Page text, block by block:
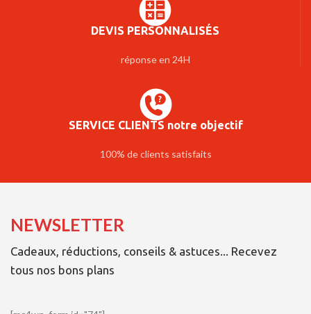
DEVIS PERSONNALISÉS
réponse en 24H
SERVICE CLIENTS notre objectif
100% de clients satisfaits
NEWSLETTER
Cadeaux, réductions, conseils & astuces... Recevez
tous nos bons plans